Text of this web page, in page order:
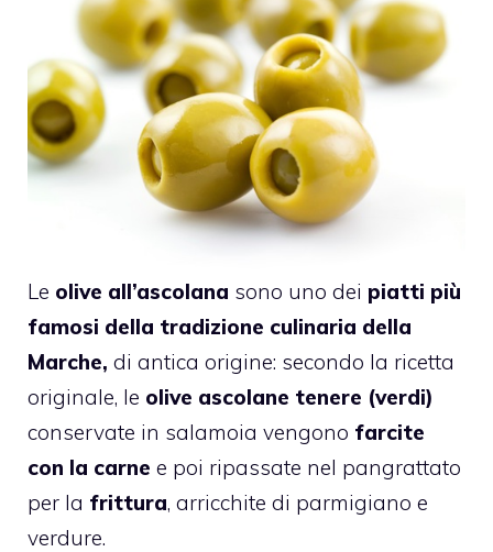
Le olive all’ascolana sono uno dei piatti più
famosi della tradizione culinaria della
Marche, di antica origine: secondo la ricetta
originale, le olive ascolane tenere (verdi)
conservate in salamoia vengono farcite
con la carne e poi ripassate nel pangrattato
per la frittura, arricchite di parmigiano e
verdure.